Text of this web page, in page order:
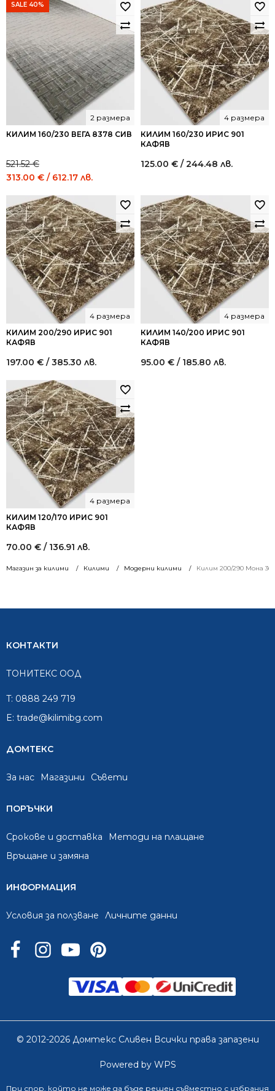
Магазин за килими Килими Модерни килими Килим 200/290 Мона
SALE 40%
КИЛИМ 160/230 ВЕГА 8378 СИВ
2 размера
521.52€
Original
was:
521.52 €
/
1,020.00
лв..
313.00 € / 612.17 лв.
313.00 €
/
612.17
лв..
КИЛИМ 160/230 ИРИС 901
КАФЯВ
4 размера
125.00 € / 244.48 лв.
КИЛИМ 200/290 ИРИС 901
КАФЯВ
4 размера
197.00 € / 385.30 лв.
КИЛИМ 140/200 ИРИС 901
КАФЯВ
4 размера
95.00 € / 185.80 лв.
КИЛИМ 120/170 ИРИС 901
КАФЯВ
4 размера
70.00 € / 136.91 лв.
КОНТАКТИ
ТОНИТЕКС ООД
T: 0888 249 719
E: trade@kilimibg.com
ДОМТЕКС
За нас Mагазини Съвети
ПОРЪЧКИ
Срокове и доставка
Методи на плащане
Връщане и замяна
ИНФОРМАЦИЯ
Условия за ползване Личните данни
© 2012-2026 Домтекс Сливен Всички права запазени
Powered by WPS
При спор, който не може да бъде решен съвместно с избрания